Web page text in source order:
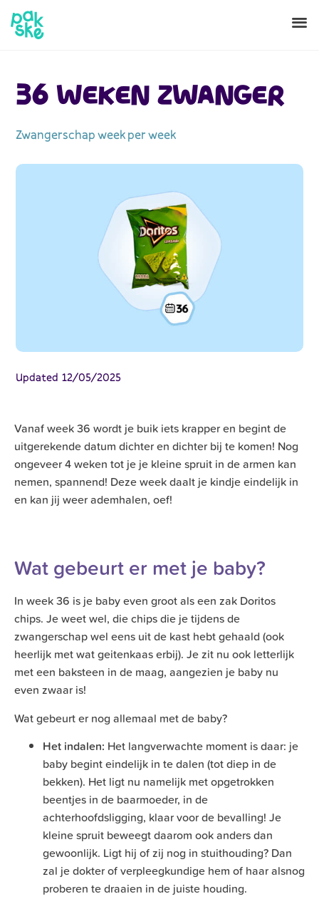
36 WEKEN ZWANGER
Zwangerschap week per week
Updated 12/05/2025
Vanaf week 36 wordt je buik iets krapper en begint de
uitgerekende datum dichter en dichter bij te komen! Nog
ongeveer 4 weken tot je je kleine spruit in de armen kan
nemen, spannend! Deze week daalt je kindje eindelijk in
en kan jij weer ademhalen, oef!
Wat gebeurt er met je baby?
In week 36 is je baby even groot als een zak Doritos
chips. Je weet wel, die chips die je tijdens de
zwangerschap wel eens uit de kast hebt gehaald (ook
heerlijk met wat geitenkaas erbij). Je zit nu ook letterlijk
met een baksteen in de maag, aangezien je baby nu
even zwaar is!
Wat gebeurt er nog allemaal met de baby?
Het indalen: Het langverwachte moment is daar: je
baby begint eindelijk in te dalen (tot diep in de
bekken). Het ligt nu namelijk met opgetrokken
beentjes in de baarmoeder, in de
achterhoofdsligging, klaar voor de bevalling! Je
kleine spruit beweegt daarom ook anders dan
gewoonlijk. Ligt hij of zij nog in stuithouding? Dan
zal je dokter of verpleegkundige hem of haar alsnog
proberen te draaien in de juiste houding.